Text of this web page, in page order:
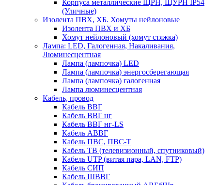
Корпуса металлические ЩРН, ЩУРН IP54
(Уличные)
Изолента ПВХ, ХБ. Хомуты нейлоновые
Изолента ПВХ и ХБ
Хомут нейлоновый (хомут стяжка)
Лампа: LED, Галогенная, Накаливания,
Люминесцентная
Лампа (лампочка) LED
Лампа (лампочка) энергосберегающая
Лампа (лампочка) галогенная
Лампа люминесцентная
Кабель, провод
Кабель ВВГ
Кабель ВВГ нг
Кабель ВВГ нг-LS
Кабель АВВГ
Кабель ПВС, ПВС-Т
Кабель ТВ (телевизионный, спутниковый)
Кабель UTP (витая пара, LAN, FTP)
Кабель СИП
Кабель ШВВГ